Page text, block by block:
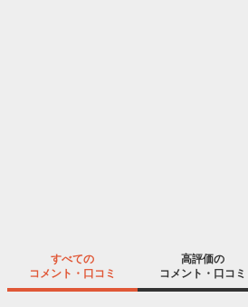
すべての
コメント・口コミ
高評価の
コメント・口コミ